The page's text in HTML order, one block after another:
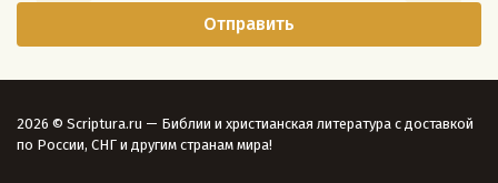
2026 © Scriptura.ru — Библии и христианская литература с доставкой
по России, СНГ и другим странам мира!